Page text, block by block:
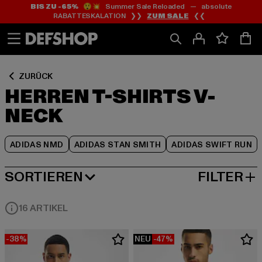
Zum
Inhalt
springen
Zum
Fußzeile
springen
BIS ZU -65%😲💥 Summer Sale Reloaded — absolute
RABATTESKALATION ❯❯ ZUM SALE ❮❮
ZURÜCK
HERREN T-SHIRTS V-
NECK
ADIDAS NMD ADIDAS STAN SMITH ADIDAS SWIFT RUN
Zum
Produktraster
springen
SORTIEREN
BELIEBTESTE FILTER
16 ARTIKEL
-38% NEU -47%